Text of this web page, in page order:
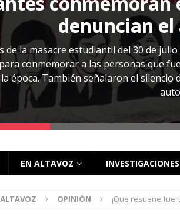
denuncian
de la masacre estudiantil del 30 de
conmemorar a las personas que
época. También señalaron el
EN ALTAVOZ INVESTIGACIONES
OPINIÓN ¡Que resuene